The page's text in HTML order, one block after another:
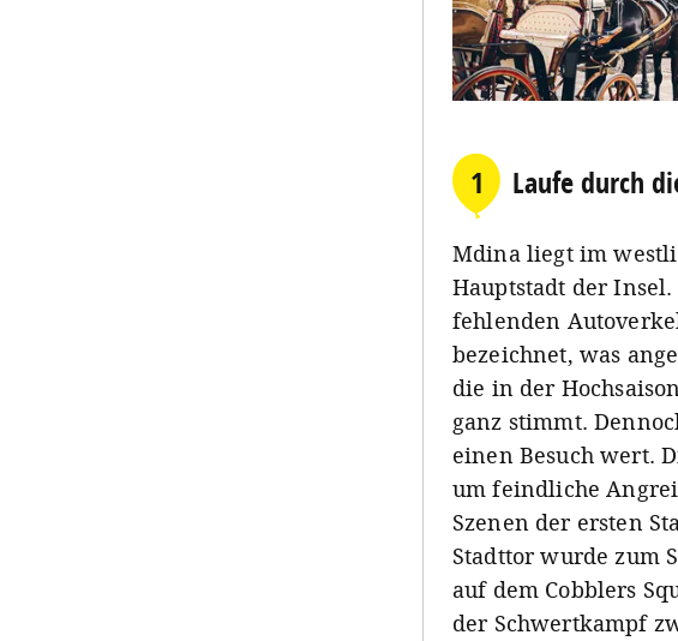
1 Laufe durch
Mdina liegt im
Hauptstadt der
fehlenden
bezeichnet, was
die in der
ganz stimmt.
einen Besuch wert.
um feindliche
Szenen der ersten
Stadttor wurde zum
auf dem Cobblers
der Schwertkampf